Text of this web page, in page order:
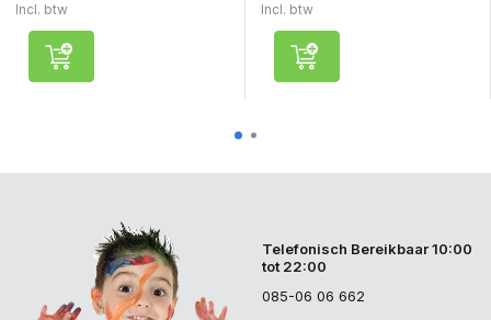
Incl. btw Incl. btw
Telefonisch Bereikbaar 10:00
tot 22:00
085-06 06 662